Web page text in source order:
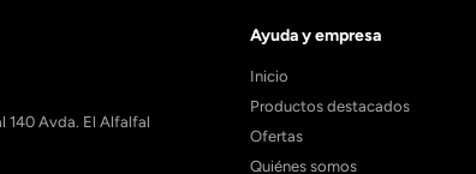
140 Avda. El Alfalfal
Ayuda y empresa
Inicio
Productos destacados
Ofertas
Quiénes somos